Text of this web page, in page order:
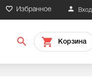
Вход
Избранное
Корзина